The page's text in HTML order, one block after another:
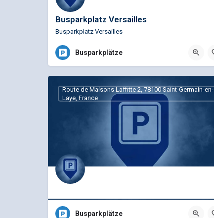
Busparkplatz Versailles
Busparkplatz Versailles
Busparkplätze
Route de Maisons Laffitte 2, 78100 Saint-Germain-en-
Laye, France
Busparkplätze